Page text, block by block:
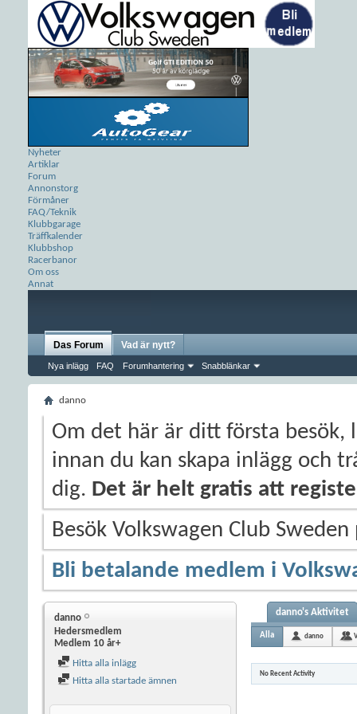
Nyheter
Artiklar
Forum
Annonstorg
Förmåner
FAQ/Teknik
Klubbgarage
Träffkalender
Klubbshop
Racerbanor
Om oss
Annat
Das Forum
Nya inlägg FAQ Forumhantering Snabblänkar
Vad är nytt?
danno
Om det här är ditt första besök,
innan du kan skapa inlägg och
dig. Det är helt gratis att
Besök Volkswagen Club
Bli betalande medlem i
danno
Hedersmedlem
Medlem 10 år+
Hitta alla inlägg
Hitta alla startade ämnen
danno's Aktivitet
Alla danno
No Recent Activity